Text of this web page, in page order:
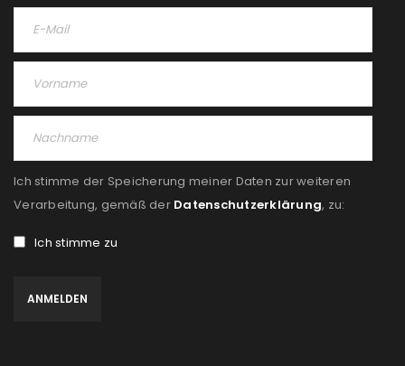
Ich stimme der Speicherung meiner Daten zur weiteren
Verarbeitung, gemäß der Datenschutzerklärung, zu:
Ich stimme zu